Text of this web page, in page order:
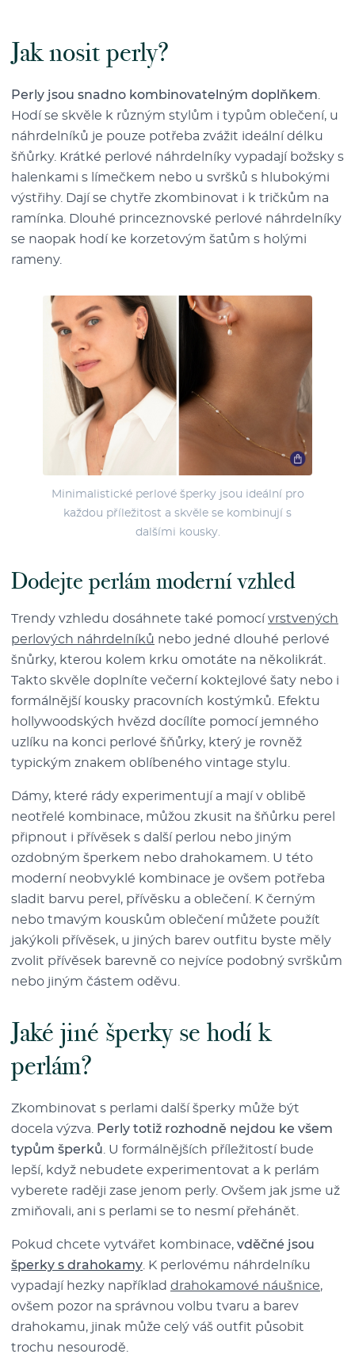
Jak nosit perly?
Perly jsou snadno kombinovatelným doplňkem
Hodí se skvěle k různým stylům i typům oblečení, u
náhrdelníků je pouze potřeba zvážit ideální délku
šňůrky. Krátké perlové náhrdelníky vypadají božsky s
halenkami s límečkem nebo u svršků s hlubokými
výstřihy. Dají se chytře zkombinovat i k tričkům na
ramínka. Dlouhé princeznovské perlové náhrdelníky
se naopak hodí ke korzetovým šatům s holými
rameny.
Minimalistické perlové šperky jsou ideální pro
každou příležitost a skvěle se kombinují s
dalšími kousky.
Dodejte perlám moderní vzhled
Trendy vzhledu dosáhnete také pomocívrstvených
perlových náhrdelníků nebo jedné dlouhé perlové
šnůrky, kterou kolem krku omotáte na několikrát.
Takto skvěle doplníte večerní koktejlové šaty nebo i
formálnější kousky pracovních kostýmků. Efektu
hollywoodských hvězd docílíte pomocí jemného
uzlíku na konci perlové šňůrky, který je rovněž
typickým znakem oblíbeného vintage stylu.
Dámy, které rády experimentují a mají v oblibě
neotřelé kombinace, můžou zkusit na šňůrku perel
připnout i přívěsek s další perlou nebo jiným
ozdobným šperkem nebo drahokamem. U této
moderní neobvyklé kombinace je ovšem potřeba
sladit barvu perel, přívěsku a oblečení. K černým
nebo tmavým kouskům oblečení můžete použít
jakýkoli přívěsek, u jiných barev outfitu byste měly
zvolit přívěsek barevně co nejvíce podobný svrškům
nebo jiným částem oděvu.
Jaké jiné šperky se hodí k
perlám?
Zkombinovat s perlami další šperky může být
docela výzva.
Perly totiž rozhodně nejdou ke všem
typům šperků . U formálnějších příležitostí bude
lepší, když nebudete experimentovat a k perlám
vyberete raději zase jenom perly. Ovšem jak jsme už
zmiňovali, ani s perlami se to nesmí přehánět.
Pokud chcete vytvářet kombinace, vděčné jsou
šperky s drahokamy . K perlovému náhrdelníku
vypadají hezky například drahokamové náušnice,
ovšem pozor na správnou volbu tvaru a barev
drahokamu, jinak může celý váš outfit působit
trochu nesourodě.